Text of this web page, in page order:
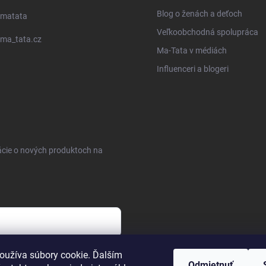
súbory cookie. Ďalším
matata
ma_tata.cz
Blog o ženách a deťoch
Veľkoobchodná spolupráca
Ma-Tata v médiách
Influenceri a blogeri
o nových produktoch na
údajov